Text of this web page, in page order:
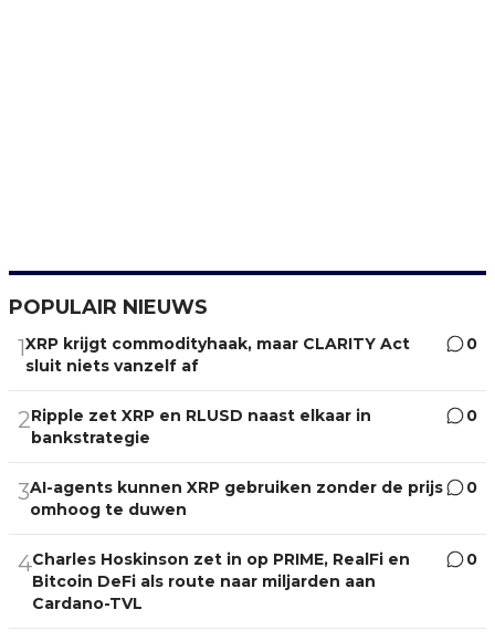
POPULAIR NIEUWS
1XRP krijgt commodityhaak, maar CLARITY Act
sluit niets vanzelf af
0
2Ripple zet XRP en RLUSD naast elkaar in
bankstrategie
0
3AI-agents kunnen XRP gebruiken zonder de prijs
omhoog te duwen
0
4Charles Hoskinson zet in op PRIME, RealFi en
Bitcoin DeFi als route naar miljarden aan
Cardano-TVL
0